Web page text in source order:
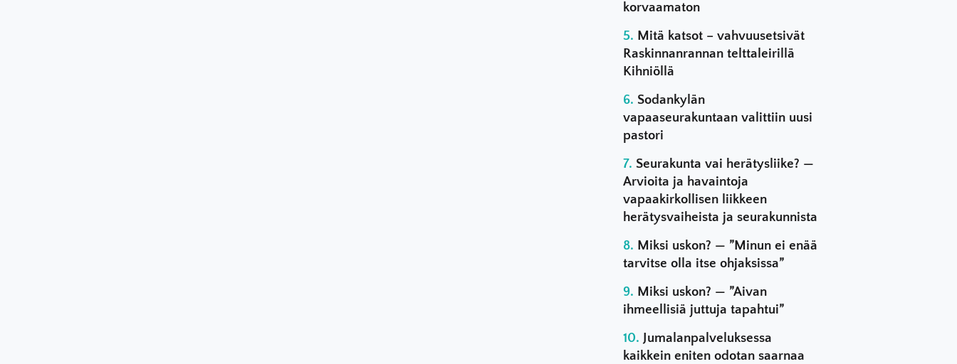
korvaamaton
Mitä katsot – vahvuusetsivät
Raskinnanrannan telttaleirillä
Kihniöllä
Sodankylän
vapaaseurakuntaan valittiin uusi
pastori
Seurakunta vai herätysliike? —
Arvioita ja havaintoja
vapaakirkollisen liikkeen
herätysvaiheista ja seurakunnista
Miksi uskon? — ”Minun ei enää
tarvitse olla itse ohjaksissa”
Miksi uskon? — ”Aivan
ihmeellisiä juttuja tapahtui”
Jumalanpalveluksessa
kaikkein eniten odotan saarnaa